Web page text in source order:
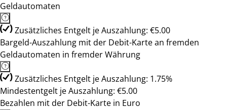
Geldautomaten
Zusätzliches Entgelt je Auszahlung: €5.00
Bargeld-Auszahlung mit der Debit-Karte an fremden
Geldautomaten in fremder Währung
Zusätzliches Entgelt je Auszahlung: 1.75%
Mindestentgelt je Auszahlung: €5.00
Bezahlen mit der Debit-Karte in Euro